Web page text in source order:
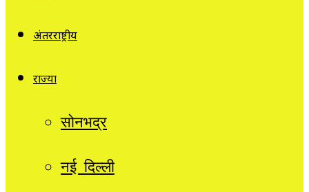
अंतरराष्ट्रीय
राज्यों
सोनभद्र
नई दिल्ली